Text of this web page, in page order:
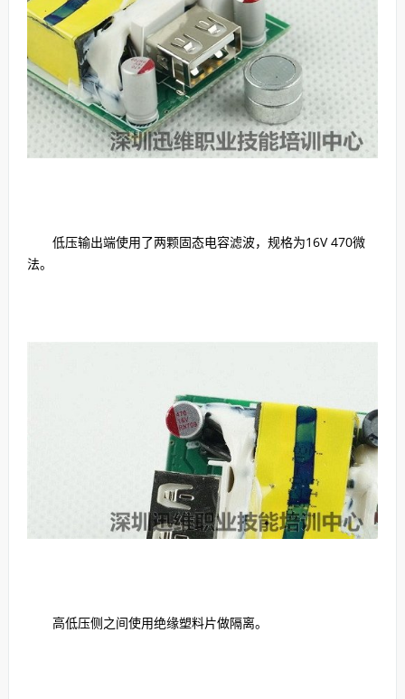
低压输出端使用了两颗固态电容滤波，规格为16V 470微
法。
高低压侧之间使用绝缘塑料片做隔离。